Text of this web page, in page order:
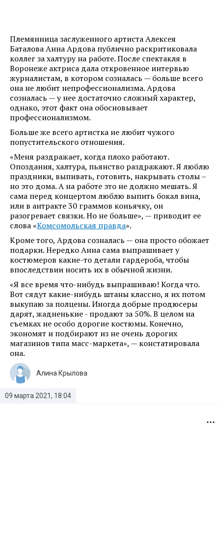
Племянница заслуженного артиста Алексея
Баталова Анна Ардова публично раскритиковала
коллег за халтуру на работе. После спектакля в
Воронеже актриса дала откровенное интервью
журналистам, в котором созналась — больше всего
она не любит непрофессионализма. Ардова
созналась — у нее достаточно сложный характер,
однако, этот факт она обосновывает
профессионализмом.
Больше же всего артистка не любит чужого
попустительского отношения.
«Меня раздражает, когда плохо работают.
Опоздания, халтура, пьянство раздражают. Я люблю
праздники, выпивать, готовить, накрывать столы –
но это дома. А на работе это не должно мешать. Я
сама перед концертом люблю выпить бокал вина,
или в антракте 30 граммов коньячку, он
разогревает связки. Но не больше», — приводит ее
слова «Комсомольская правда».
Кроме того, Ардова созналась — она просто обожает
подарки. Нередко Анна сама выпрашивает у
костюмеров какие-то детали гардероба, чтобы
впоследствии носить их в обычной жизни.
«Я все время что-нибудь выпрашиваю! Когда что.
Вот сядут какие-нибудь штаны классно, я их потом
выкупаю за полцены. Иногда добрые продюсеры
дарят, жадненькие - продают за 50%. В целом на
съемках не особо дорогие костюмы. Конечно,
экономят и подбирают из не очень дорогих
магазинов типа масс-маркета», — констатировала
она.
09 марта 2021, 18:04
Алина Крылова